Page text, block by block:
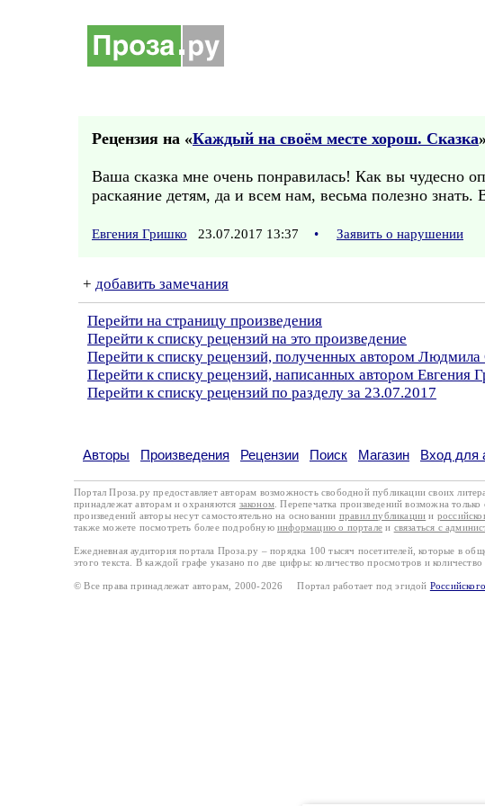
Рецензия на «Каждый на своём месте хорош. Сказка
Ваша сказка мне очень понравилась! Как вы чудесно
раскаяние детям, да и всем нам, весьма полезно
Евгения Гришко 23.07.2017 13:37 • Заявить о нарушении
+ добавить замечания
Перейти на страницу произведения
Перейти к списку рецензий на это произведение
Перейти к списку рецензий, полученных автором Людмила
Перейти к списку рецензий, написанных автором Евгения
Перейти к списку рецензий по разделу за 23.07.2017
Авторы Произведения Рецензии Поиск Магазин Вход для
Портал Проза.ру предоставляет авторам возможность свободной публикации своих
принадлежат авторам и охраняются законом . Перепечатка произведений возможна
произведений авторы несут самостоятельно на основании правил публикации и
также можете посмотреть более подробную информацию о портале и связаться с
Ежедневная аудитория портала Проза.ру – порядка 100 тысяч посетителей, которые в
этого текста. В каждой графе указано по две цифры: количество просмотров и количество
© Все права принадлежат авторам, 2000-2026 Портал работает под эгидой